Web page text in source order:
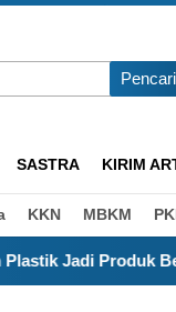
SASTRA KIRIM
KKN MBKM
Ekonomi